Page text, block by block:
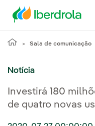
Sala de comunicação
Notícia
Investirá 180
de quatro novas